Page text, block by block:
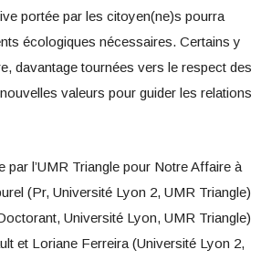
portée par les citoyen(ne)s pourra
écologiques nécessaires. Certains y
davantage tournées vers le respect des
valeurs pour guider les relations
par l’UMR Triangle pour Notre Affaire à
(Pr, Université Lyon 2, UMR Triangle)
Université Lyon, UMR Triangle)
et Loriane Ferreira (Université Lyon 2,